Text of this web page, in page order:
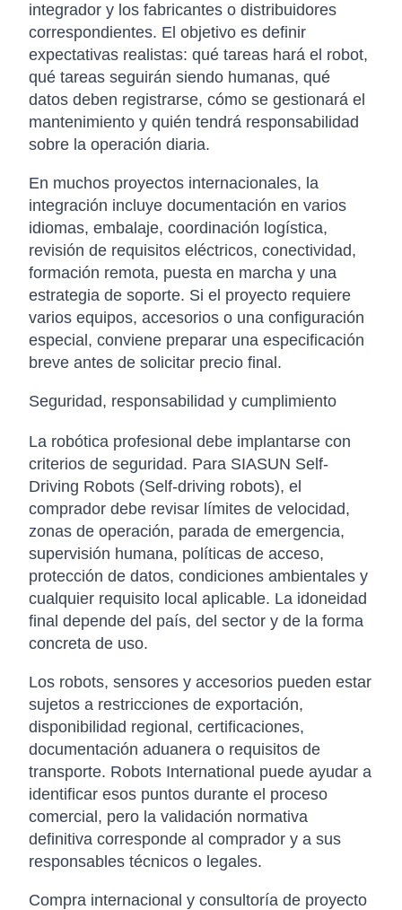
integrador y los fabricantes o distribuidores
correspondientes. El objetivo es definir
expectativas realistas: qué tareas hará el robot,
qué tareas seguirán siendo humanas, qué
datos deben registrarse, cómo se gestionará el
mantenimiento y quién tendrá responsabilidad
sobre la operación diaria.
En muchos proyectos internacionales, la
integración incluye documentación en varios
idiomas, embalaje, coordinación logística,
revisión de requisitos eléctricos, conectividad,
formación remota, puesta en marcha y una
estrategia de soporte. Si el proyecto requiere
varios equipos, accesorios o una configuración
especial, conviene preparar una especificación
breve antes de solicitar precio final.
Seguridad, responsabilidad y cumplimiento
La robótica profesional debe implantarse con
criterios de seguridad. Para SIASUN Self-
Driving Robots (Self-driving robots), el
comprador debe revisar límites de velocidad,
zonas de operación, parada de emergencia,
supervisión humana, políticas de acceso,
protección de datos, condiciones ambientales y
cualquier requisito local aplicable. La idoneidad
final depende del país, del sector y de la forma
concreta de uso.
Los robots, sensores y accesorios pueden estar
sujetos a restricciones de exportación,
disponibilidad regional, certificaciones,
documentación aduanera o requisitos de
transporte. Robots International puede ayudar a
identificar esos puntos durante el proceso
comercial, pero la validación normativa
definitiva corresponde al comprador y a sus
responsables técnicos o legales.
Compra internacional y consultoría de proyecto